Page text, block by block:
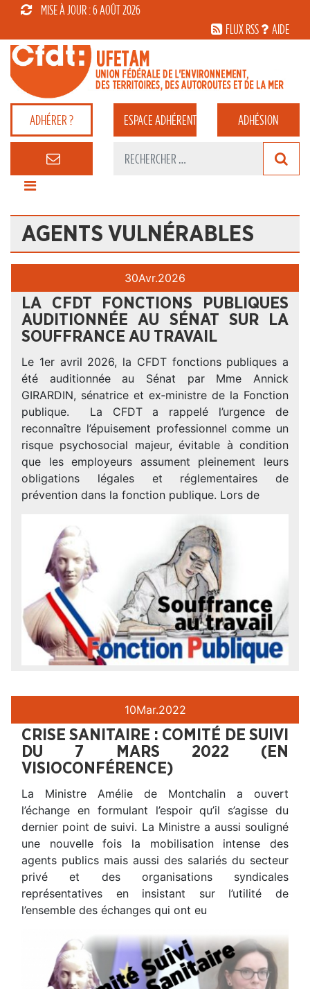
MISE À JOUR : 6 AOÛT 2026
FLUX RSS
AIDE
ADHÉRER ? ESPACEADHÉRENT ADHÉSION
AGENTS VULNÉRABLES
30Avr.2026
LA CFDT FONCTIONS PUBLIQUES
AUDITIONNÉE AU SÉNAT SUR LA
SOUFFRANCE AU TRAVAIL
Le 1er avril 2026, la CFDT fonctions publiques a
été auditionnée au Sénat par Mme Annick
GIRARDIN, sénatrice et ex‑ministre de la Fonction
publique. La CFDT a rappelé l’urgence de
reconnaître l’épuisement professionnel comme un
risque psychosocial majeur, évitable à condition
que les employeurs assument pleinement leurs
obligations légales et réglementaires de
prévention dans la fonction publique. Lors de
10Mar.2022
CRISE SANITAIRE : COMITÉ DE SUIVI
DU 7 MARS 2022 (EN
VISIOCONFÉRENCE)
La Ministre Amélie de Montchalin a ouvert
l’échange en formulant l’espoir qu’il s’agisse du
dernier point de suivi. La Ministre a aussi souligné
une nouvelle fois la mobilisation intense des
agents publics mais aussi des salariés du secteur
privé et des organisations syndicales
représentatives en insistant sur l’utilité de
l’ensemble des échanges qui ont eu